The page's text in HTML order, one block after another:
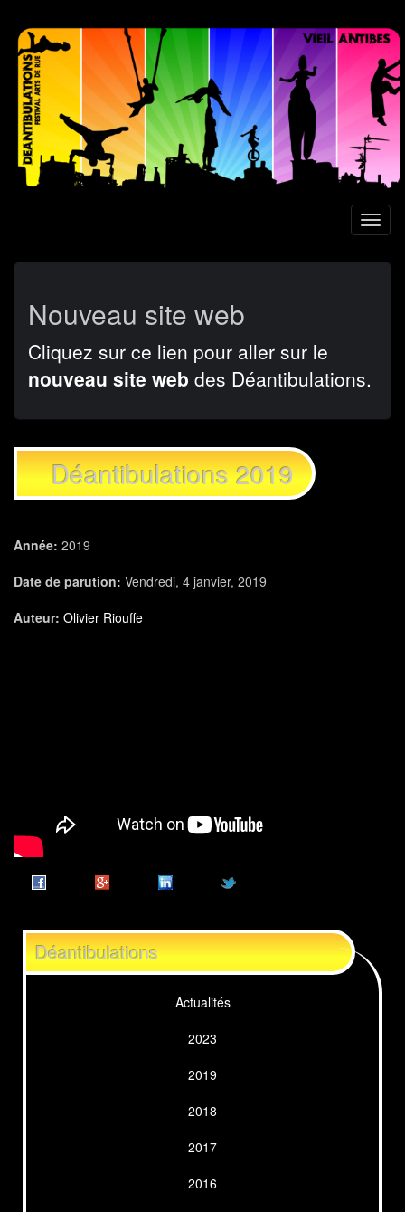
Aller
contenu
principal
Nouveau site web
Cliquez sur ce lien pour aller sur le
nouveau site web des Déantibulations.
Déantibulations 2019
Année: 2019
Date de parution: Vendredi, 4 janvier, 2019
Auteur: Olivier Riouffe
Déantibulations
Actualités
2023
2019
2018
2017
2016